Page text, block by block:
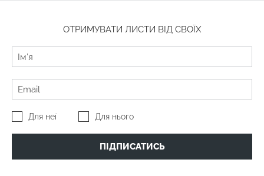
ОТРИМУВАТИ ЛИСТИ ВІД СВОЇХ
Для неї Для нього
ПІДПИСАТИСЬ